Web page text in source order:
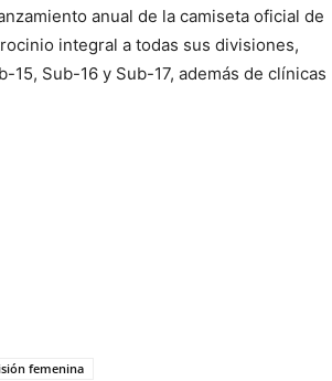
anual de la camiseta oficial de
integral a todas sus divisiones,
Sub-16 y Sub-17, además de clínicas
femenina